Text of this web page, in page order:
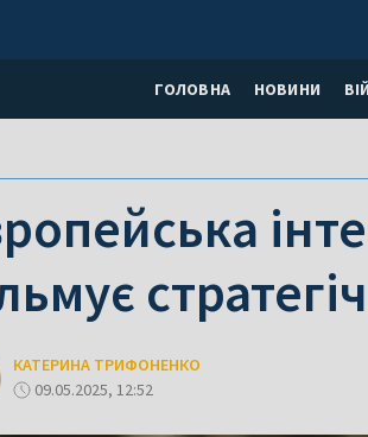
ГОЛОВНА НОВИНИ
КАТЕРИНА ТРИФОНЕНКО
09.05.2025, 12:52